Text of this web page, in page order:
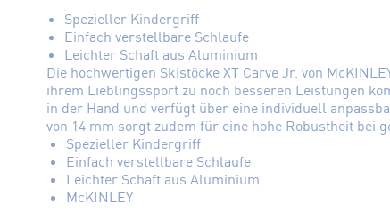
Spezieller Kindergriff
Einfach verstellbare Schlaufe
Leichter Schaft aus Aluminium
Die hochwertigen Skistöcke XT Carve Jr. von
ihrem Lieblingssport zu noch besseren Leistungen
in der Hand und verfügt über eine individuell
von 14 mm sorgt zudem für eine hohe Robustheit bei
Spezieller Kindergriff
Einfach verstellbare Schlaufe
Leichter Schaft aus Aluminium
McKINLEY